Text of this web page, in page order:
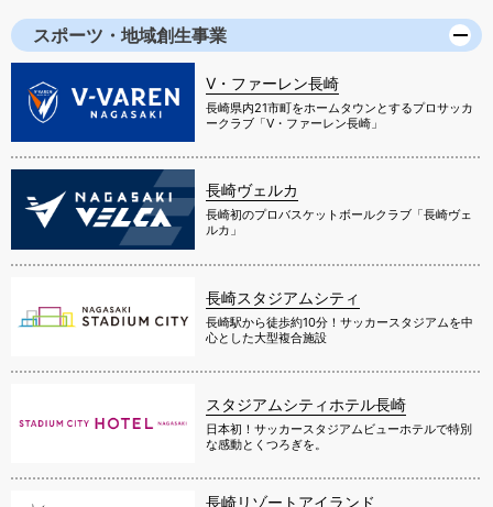
スポーツ・地域創生事業
V・ファーレン長崎
長崎県内21市町をホームタウンとするプロサッカ
ークラブ「V・ファーレン長崎」
長崎ヴェルカ
長崎初のプロバスケットボールクラブ「長崎ヴェ
ルカ」
長崎スタジアムシティ
長崎駅から徒歩約10分！サッカースタジアムを中
心とした大型複合施設
スタジアムシティホテル長崎
日本初！サッカースタジアムビューホテルで特別
な感動とくつろぎを。
長崎リゾートアイランド